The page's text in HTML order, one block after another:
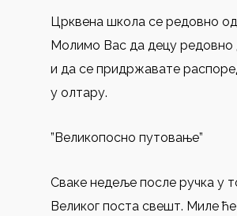
Црквена школа се редовно
Молимо Вас да децу редовно
и да се придржавате
у олтару.
”Великопосно путовање”
Сваке недеље после ручка у
Великог поста свешт. Миле